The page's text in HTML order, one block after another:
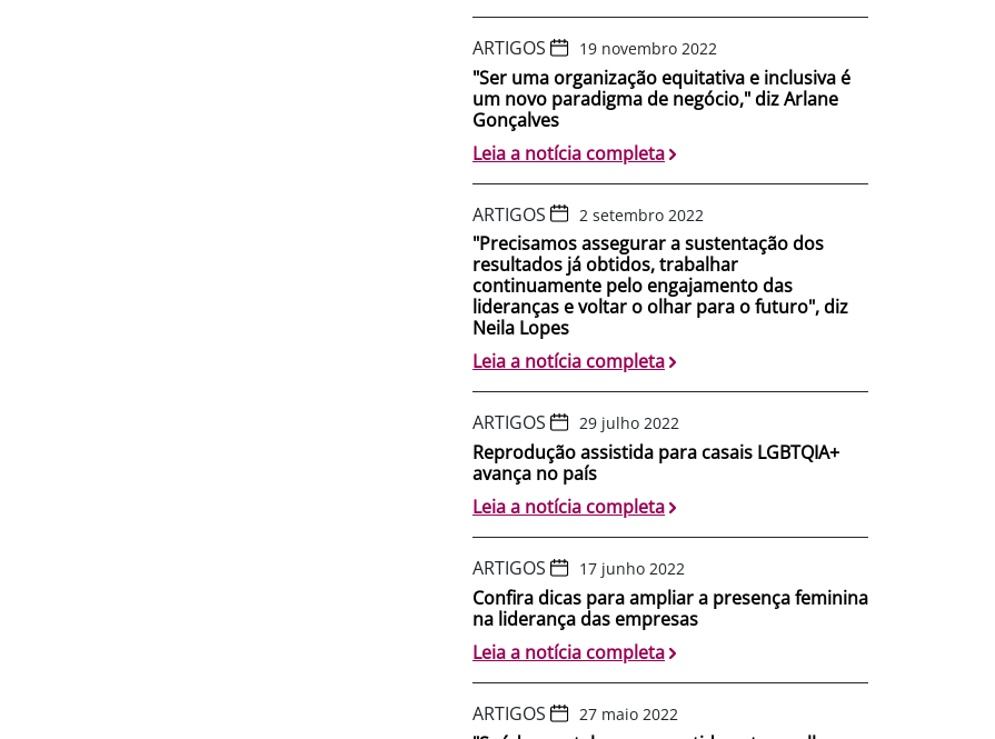
ARTIGOS 19 novembro 2022
"Ser uma organização equitativa e inclusiva é
um novo paradigma de negócio," diz Arlane
Gonçalves
Leia a notícia completa
ARTIGOS 2 setembro 2022
"Precisamos assegurar a sustentação dos
resultados já obtidos, trabalhar
continuamente pelo engajamento das
lideranças e voltar o olhar para o futuro", diz
Neila Lopes
Leia a notícia completa
ARTIGOS 29 julho 2022
Reprodução assistida para casais LGBTQIA+
avança no país
Leia a notícia completa
ARTIGOS 17 junho 2022
Confira dicas para ampliar a presença feminina
na liderança das empresas
Leia a notícia completa
ARTIGOS 27 maio 2022